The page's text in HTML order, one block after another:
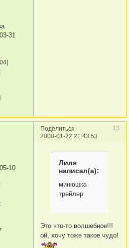
31
Поделиться
13
2008-01-22 21:43:53
10
Лиля
написал(а):
минюшка
трейлер
Это что-то волшебное!!!
ой, хочу тоже такое чудо!